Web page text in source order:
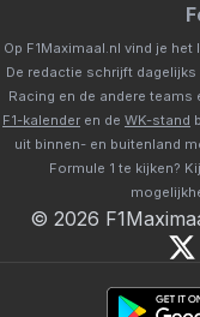
Op F1Maximaal.nl vind je
De redactie schrijft
Racing en de andere teams
F1-kalender en de WK-stand
uit binnen- en buitenland
Formule 1 te kijken?
© 2026